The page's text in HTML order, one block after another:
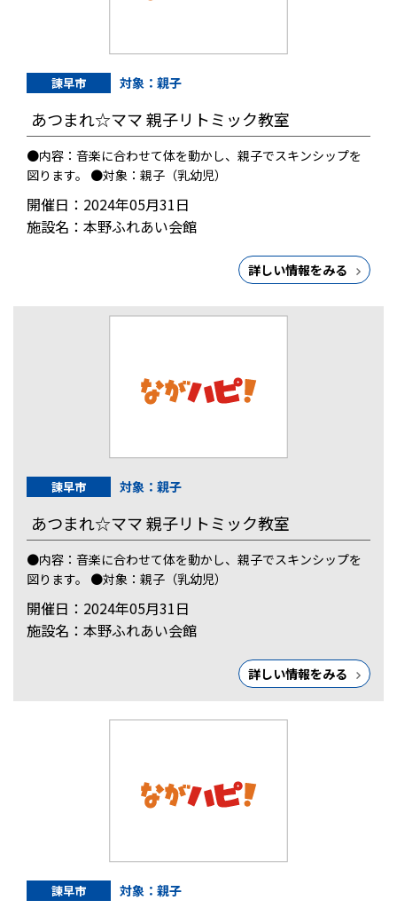
諫早市 対象：親子
あつまれ☆ママ 親子リトミック教室
●内容：音楽に合わせて体を動かし、親子でスキンシップを
図ります。 ●対象：親子（乳幼児）
開催日：2024年05月31日
施設名：本野ふれあい会館
詳しい情報をみる
諫早市 対象：親子
あつまれ☆ママ 親子リトミック教室
●内容：音楽に合わせて体を動かし、親子でスキンシップを
図ります。 ●対象：親子（乳幼児）
開催日：2024年05月31日
施設名：本野ふれあい会館
詳しい情報をみる
諫早市 対象：親子